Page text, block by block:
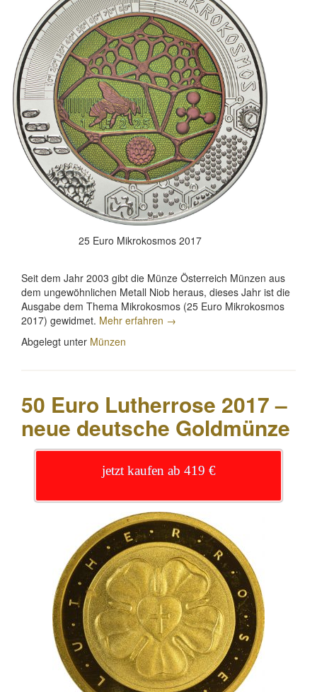
25 Euro Mikrokosmos 2017
Seit dem Jahr 2003 gibt die Münze Österreich Münzen aus
dem ungewöhnlichen Metall Niob heraus, dieses Jahr ist die
Ausgabe dem Thema Mikrokosmos (25 Euro Mikrokosmos
2017) gewidmet. Mehr erfahren „25
→
Abgelegt unter Münzen
50 Euro Lutherrose 2017 –
neue deutsche Goldmünze
jetzt kaufen ab 419 €